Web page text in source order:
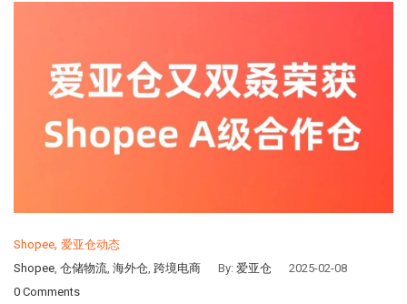
Shopee, 爱亚仓动态
Shopee, 仓储物流, 海外仓, 跨境电商 By: 爱亚仓
2025-02-08
0 Comments